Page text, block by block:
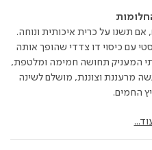
אם תשנו על כרית איכותית ונוחה.
עם כיסוי דו צדדי שהופך אותה
המעניק תחושה חמימה ומלטפת,
מרעננת וצוננת, מושלם לשינה
החמים.